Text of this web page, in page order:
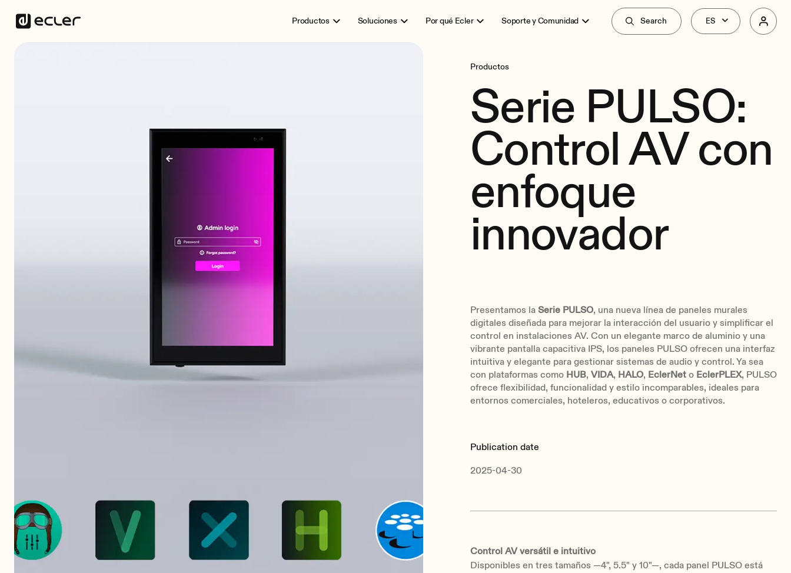
Search
Productos Soluciones Por qué Ecler Soporte y Comunidad
Productos
Serie PULSO:
Control AV con
enfoque
innovador
Presentamos la Serie PULSO, una nueva línea de paneles murales
digitales diseñada para mejorar la interacción del usuario y simplificar el
control en instalaciones AV. Con un elegante marco de aluminio y una
vibrante pantalla capacitiva IPS, los paneles PULSO ofrecen una interfaz
intuitiva y elegante para gestionar sistemas de audio y control. Ya sea
con plataformas como HUB, VIDA, HALO, EclerNeto EclerPLEX, PULSO
ofrece flexibilidad, funcionalidad y estilo incomparables, ideales para
entornos comerciales, hoteleros, educativos o corporativos.
Publication date
2025-04-30
Control AV versátil e intuitivo
Disponibles en tres tamaños —4", 5.5" y 10"—, cada panel PULSO está